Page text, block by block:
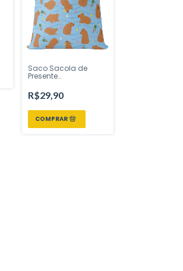
Saco Sacola de
Presente
cm 50 Unidades
Capivara | Cromus –
R$29,90